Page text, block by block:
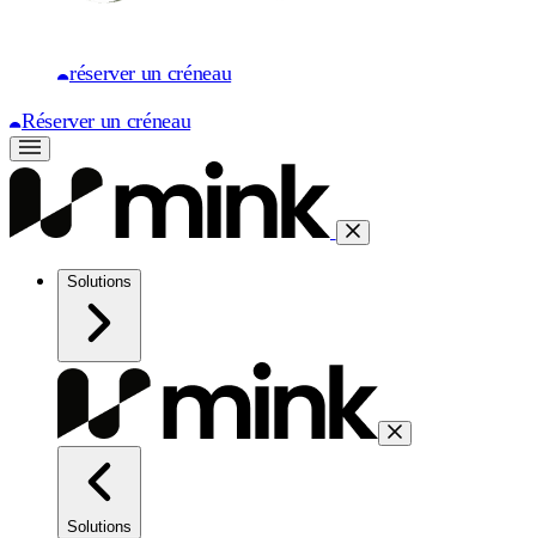
réserver un créneau
Réserver un créneau
Solutions
Solutions